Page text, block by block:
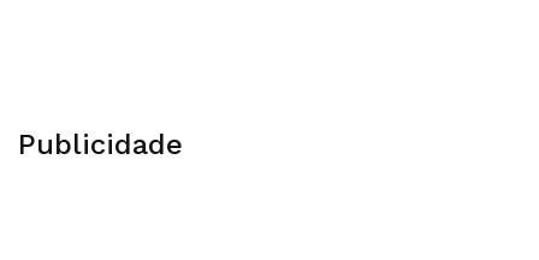
Publicidade